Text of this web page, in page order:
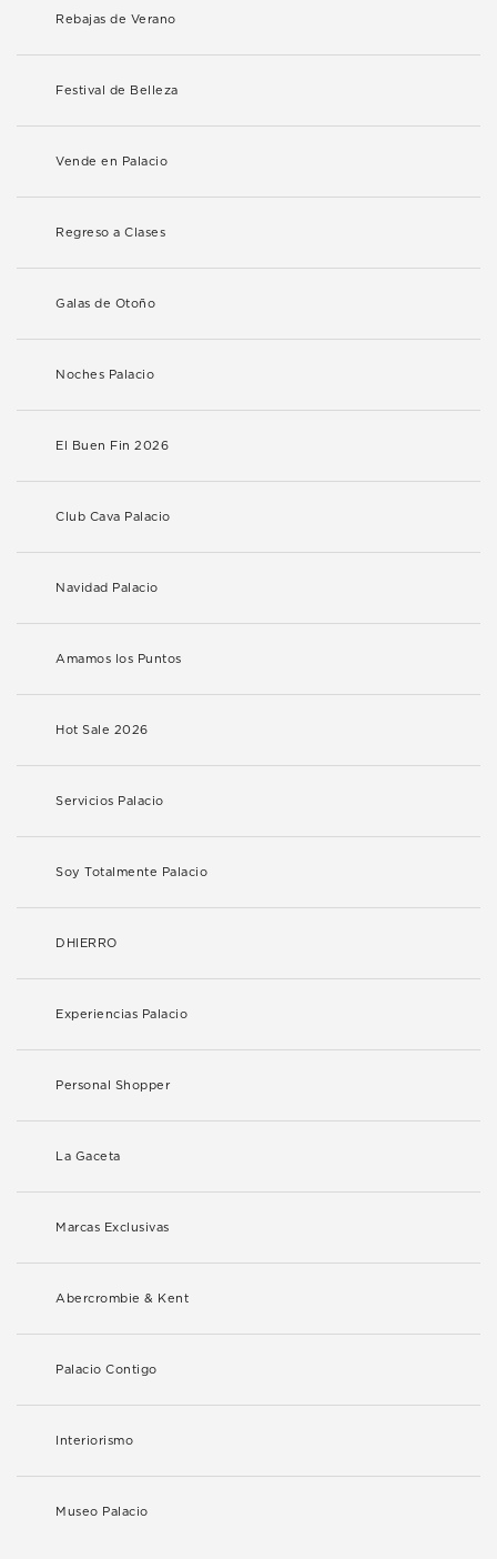
Rebajas de Verano
Festival de Belleza
Vende en Palacio
Regreso a Clases
Galas de Otoño
Noches Palacio
El Buen Fin 2026
Club Cava Palacio
Navidad Palacio
Amamos los Puntos
Hot Sale 2026
Servicios Palacio
Soy Totalmente Palacio
DHIERRO
Experiencias Palacio
Personal Shopper
La Gaceta
Marcas Exclusivas
Abercrombie & Kent
Palacio Contigo
Interiorismo
Museo Palacio